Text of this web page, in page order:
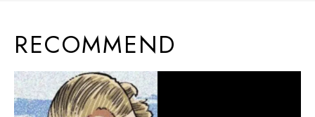
RECOMMEND